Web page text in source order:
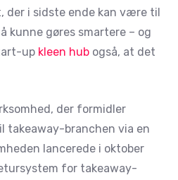
der i sidste ende kan være til
kunne gøres smartere – og
up kleen hub også, at det
der formidler
takeaway-branchen via en
lancerede i oktober
for takeaway-